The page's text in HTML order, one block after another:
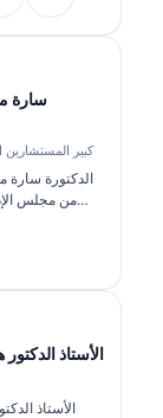
سارة
كبير
الدكتورة
المختبرات
الكيمياء
الأستاذ